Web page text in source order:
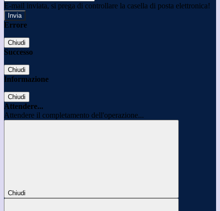
E-mail inviata, si prega di controllare la casella di posta elettronica!
Errore
Chiudi
Successo
Chiudi
Informazione
Chiudi
Attendere...
Attendere il completamento dell'operazione...
Chiudi